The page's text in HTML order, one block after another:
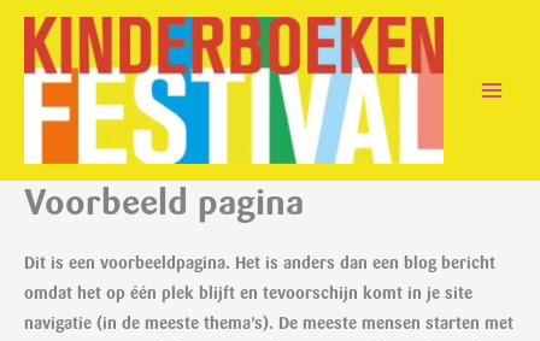
inhoud
Voorbeeld pagina
Dit is een voorbeeldpagina. Het is anders dan een blog bericht
omdat het op één plek blijft en tevoorschijn komt in je site
navigatie (in de meeste thema’s). De meeste mensen starten met